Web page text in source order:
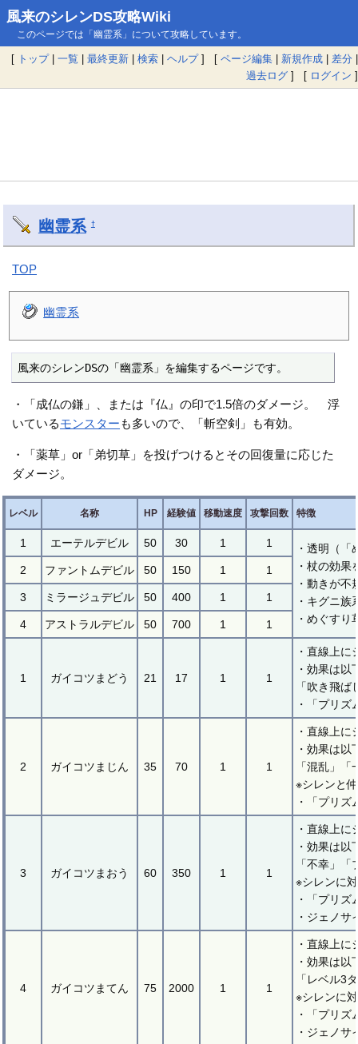
風来のシレンDS攻略Wiki
このページでは「幽霊系」について攻略しています。
[ トップ| 一覧 | 最終更新 | 検索 | ヘルプ] [ ページ編集 | 新規作成 | 差分 |
過去ログ ] [ ログイン ]
幽霊系 †
TOP
幽霊系
風来のシレンDSの「幽霊系」を編集するページです。
・「成仏の鎌」、または『仏』の印で1.5倍のダメージ。 浮
いているモンスターも多いので、「斬空剣」も有効。
・「薬草」or「弟切草」を投げつけるとその回復量に応じた
ダメージ。
レベル 名称 HP 経験値 移動速度 攻撃回数 特徴
1 エーテルデビル 50 30 1 1
・透明（
・杖の効果
・動きが不
・キグニ族
・めぐす
2 ファントムデビル 50 150 1 1
3 ミラージュデビル 50 400 1 1
4 アストラルデビル 50 700 1 1
1 ガイコツまどう 21 17 1 1
・直線上
・効果は
「吹き飛
・「プリ
2 ガイコツまじん 35 70 1 1
・直線上
・効果は
「混乱」
※シレンと
・「プリ
3 ガイコツまおう 60 350 1 1
・直線上
・効果は
「不幸」
※シレンに
・「プリ
・ジェノサ
4 ガイコツまてん 75 2000 1 1
・直線上
・効果は
「レベル3
※シレンに
・「プリ
・ジェノサ